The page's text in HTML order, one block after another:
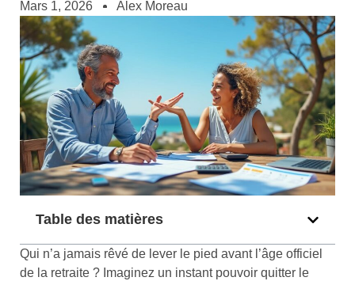
Mars 1, 2026 Alex Moreau
Table des matières
Qui n’a jamais rêvé de lever le pied avant l’âge officiel
de la retraite ? Imaginez un instant pouvoir quitter le